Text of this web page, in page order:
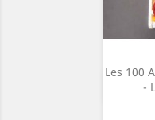
Les 100
-